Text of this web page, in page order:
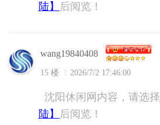
陆】
后阅览！
wang19840408
15 楼 2026/7/2 17:46:00
沈阳休闲网内容，请选择
陆】
后阅览！